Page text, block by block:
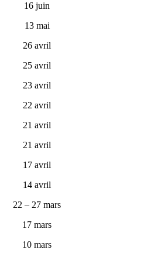
16 juin
13 mai
26 avril
25 avril
23 avril
22 avril
21 avril
21 avril
17 avril
14 avril
22 – 27 mars
17 mars
10 mars